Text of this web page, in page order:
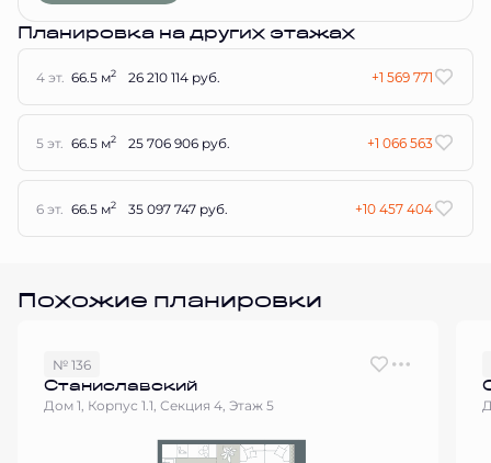
Планировка на других этажах
4 эт. 66.5 м2 26 210 114 руб. +1 569 771
5 эт. 66.5 м2 25 706 906 руб. +1 066 563
6 эт. 66.5 м2 35 097 747 руб. +10 457 404
Похожие планировки
№ 136
Станиславский
Дом 1, Корпус 1.1, Секция 4, Этаж 5